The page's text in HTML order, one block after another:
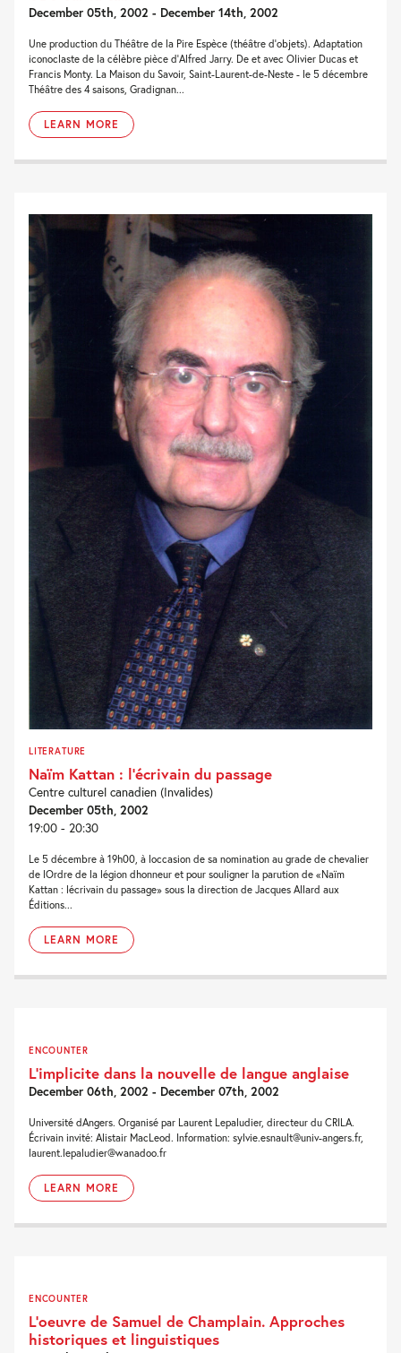
December 05th, 2002 - December 14th, 2002
Une production du Théâtre de la Pire Espèce (théâtre d'objets). Adaptation
iconoclaste de la célèbre pièce d'Alfred Jarry. De et avec Olivier Ducas et
Francis Monty. La Maison du Savoir, Saint-Laurent-de-Neste - le 5 décembre
Théâtre des 4 saisons, Gradignan...
LEARN MORE
LITERATURE
Naïm Kattan : l’écrivain du passage
Centre culturel canadien (Invalides)
December 05th, 2002
19:00 - 20:30
Le 5 décembre à 19h00, à loccasion de sa nomination au grade de chevalier
de lOrdre de la légion dhonneur et pour souligner la parution de «Naïm
Kattan : lécrivain du passage» sous la direction de Jacques Allard aux
Éditions...
LEARN MORE
ENCOUNTER
L’implicite dans la nouvelle de langue anglaise
December 06th, 2002 - December 07th, 2002
Université dAngers. Organisé par Laurent Lepaludier, directeur du CRILA.
Écrivain invité: Alistair MacLeod. Information: sylvie.esnault@univ-angers.fr,
laurent.lepaludier@wanadoo.fr
LEARN MORE
ENCOUNTER
L’oeuvre de Samuel de Champlain. Approches
historiques et linguistiques